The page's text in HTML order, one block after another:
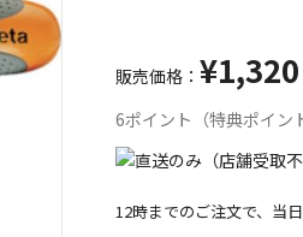
販売価格： ¥1,320
6ポイント（特典ポイン
12時までのご注文で、当